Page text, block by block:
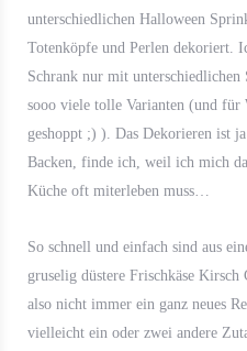
unterschiedlichen Halloween
Totenköpfe und Perlen dekoriert.
Schrank nur mit unterschiedlichen
sooo viele tolle Varianten (und für
geshoppt ;) ). Das Dekorieren ist
Backen, finde ich, weil ich mich
Küche oft miterleben muss…
So schnell und einfach sind aus
gruselig düstere Frischkäse Kirsch
also nicht immer ein ganz neues
vielleicht ein oder zwei andere